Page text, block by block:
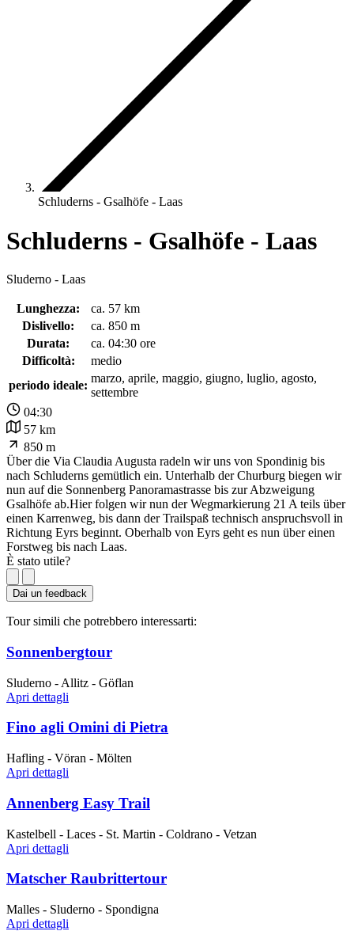
Schluderns - Gsalhöfe - Laas
Schluderns - Gsalhöfe - Laas
Sluderno - Laas
Lunghezza:
ca. 57 km
Dislivello:
ca. 850 m
Durata:
ca. 04:30 ore
Difficoltà:
medio
periodo ideale:
marzo, aprile, maggio, giugno, luglio, agosto,
settembre
04:30
57 km
850 m
Über die Via Claudia Augusta radeln wir uns von Spondinig bis
nach Schluderns gemütlich ein. Unterhalb der Churburg biegen wir
nun auf die Sonnenberg Panoramastrasse bis zur Abzweigung
Gsalhöfe ab.Hier folgen wir nun der Wegmarkierung 21 A teils über
einen Karrenweg, bis dann der Trailspaß technisch anspruchsvoll in
Richtung Eyrs beginnt. Oberhalb von Eyrs geht es nun über einen
Forstweg bis nach Laas.
È stato utile?
Dai un feedback
Tour simili che potrebbero interessarti:
Sonnenbergtour
Sluderno - Allitz - Göflan
Apri dettagli
Fino agli Omini di Pietra
Hafling - Vöran - Mölten
Apri dettagli
Annenberg Easy Trail
Kastelbell - Laces - St. Martin - Coldrano - Vetzan
Apri dettagli
Matscher Raubrittertour
Malles - Sluderno - Spondigna
Apri dettagli